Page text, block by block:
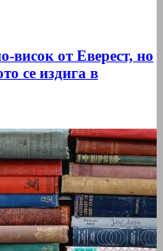
висок от Еверест, но
се издига в